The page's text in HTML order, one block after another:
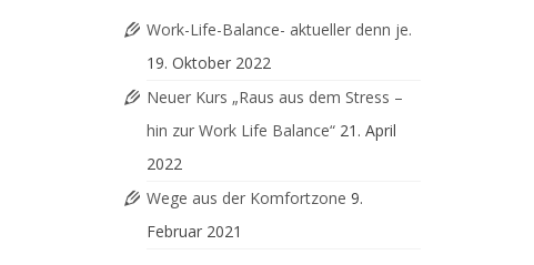
Work-Life-Balance- aktueller denn je.
19. Oktober 2022
Neuer Kurs „Raus aus dem Stress –
hin zur Work Life Balance“ 21. April
2022
Wege aus der Komfortzone 9.
Februar 2021